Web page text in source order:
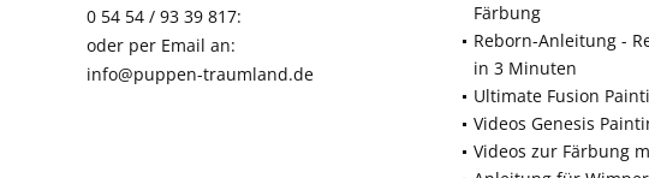
0 54 54 / 93 39 817:
oder per Email an:
info@puppen-traumland.de
Färbung
Reborn-Anleitung -
in 3 Minuten
Ultimate Fusion
Videos Genesis
Videos zur Färbung